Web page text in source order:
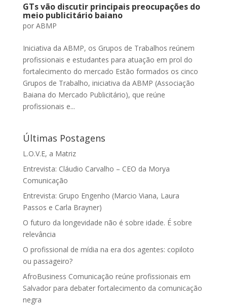
GTs vão discutir principais preocupações do
meio publicitário baiano
por ABMP
Iniciativa da ABMP, os Grupos de Trabalhos reúnem
profissionais e estudantes para atuação em prol do
fortalecimento do mercado Estão formados os cinco
Grupos de Trabalho, iniciativa da ABMP (Associação
Baiana do Mercado Publicitário), que reúne
profissionais e...
Últimas Postagens
L.O.V.E, a Matriz
Entrevista: Cláudio Carvalho – CEO da Morya
Comunicação
Entrevista: Grupo Engenho (Marcio Viana, Laura
Passos e Carla Brayner)
O futuro da longevidade não é sobre idade. É sobre
relevância
O profissional de mídia na era dos agentes: copiloto
ou passageiro?
AfroBusiness Comunicação reúne profissionais em
Salvador para debater fortalecimento da comunicação
negra